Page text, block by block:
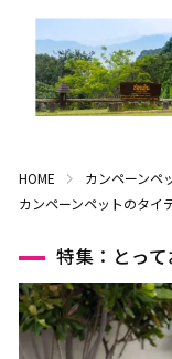
HOME カンペーンペ
カンペーンペットのタイ
特集：とっ